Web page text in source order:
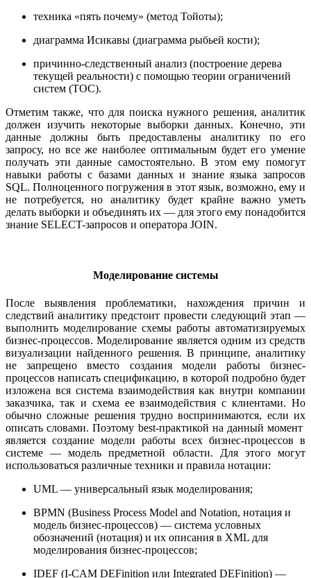
техника «пять почему» (метод Тойоты);
диаграмма Исикавы (диаграмма рыбьей кости);
причинно-следственный анализ (построение дерева
текущей реальности) с помощью теории ограничений
систем (ТОС).
Отметим также, что для поиска нужного решения, аналитик
должен изучить некоторые выборки данных. Конечно, эти
данные должны быть предоставлены аналитику по его
запросу, но все же наиболее оптимальным будет его умение
получать эти данные самостоятельно. В этом ему помогут
навыки работы с базами данных и знание языка запросов
SQL. Полноценного погружения в этот язык, возможно, ему и
не потребуется, но аналитику будет крайне важно уметь
делать выборки и объединять их — для этого ему понадобится
знание SELECT-запросов и оператора JOIN.
Моделирование системы
После выявления проблематики, нахождения причин и
следствий аналитику предстоит провести следующий этап —
выполнить моделирование схемы работы автоматизируемых
бизнес-процессов. Моделирование является одним из средств
визуализации найденного решения. В принципе, аналитику
не запрещено вместо создания модели работы бизнес-
процессов написать спецификацию, в которой подробно будет
изложена вся система взаимодействия как внутри компании
заказчика, так и схема ее взаимодействия с клиентами. Но
обычно сложные решения трудно воспринимаются, если их
описать словами. Поэтому best-практикой на данный момент
является создание модели работы всех бизнес-процессов в
системе — модель предметной области. Для этого могут
использоваться различные техники и правила нотации:
UML — универсальный язык моделирования;
BPMN (Business Process Model and Notation, нотация и
модель бизнес-процессов) — система условных
обозначений (нотация) и их описания в XML для
моделирования бизнес-процессов;
IDEF (I-CAM DEFinition или Integrated DEFinition) —